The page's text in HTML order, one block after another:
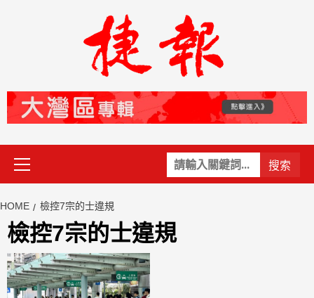
關
鍵
Primary
Menu
HOME 檢控7宗的士違規
檢控7宗的士違規